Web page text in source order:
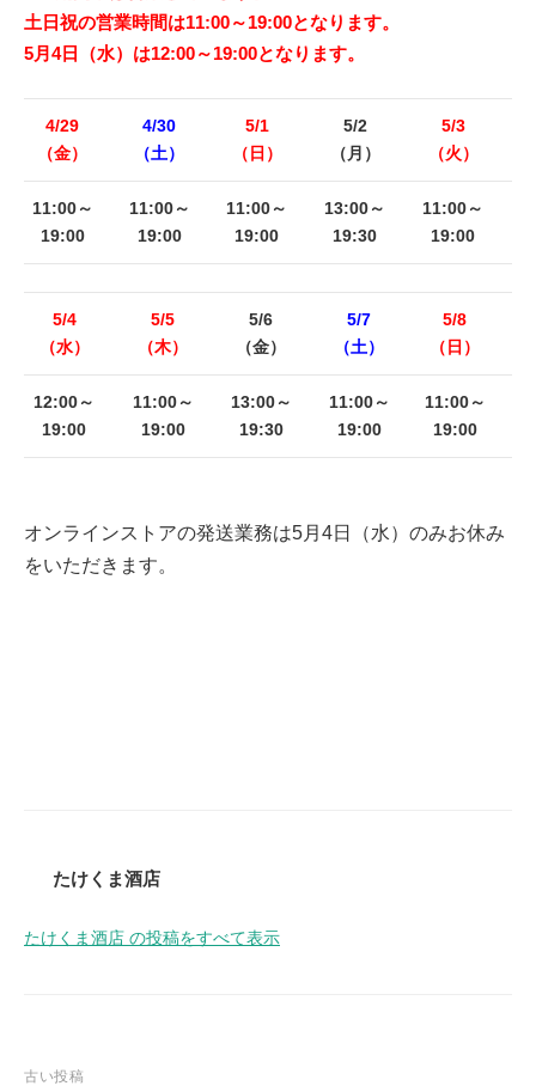
土日祝の営業時間は11:00～19:00となります。
5月4日（水）は12:00～19:00となります。
4/29
（金）
4/30
（土）
5/1
（日）
5/2
（月）
5/3
（火）
11:00～
19:00
11:00～
19:00
11:00～
19:00
13:00～
19:30
11:00～
19:00
5/4
（水）
5/5
（木）
5/6
（金）
5/7
（土）
5/8
（日）
12:00～
19:00
11:00～
19:00
13:00～
19:30
11:00～
19:00
11:00～
19:00
オンラインストアの発送業務は5月4日（水）のみお休み
をいただきます。
たけくま酒店
たけくま酒店 の投稿をすべて表示
投
古い投稿